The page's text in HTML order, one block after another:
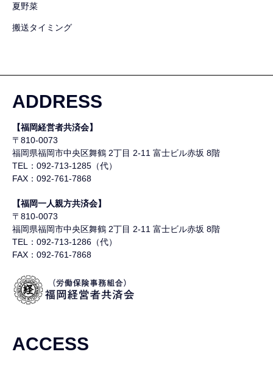
夏野菜
搬送タイミング
ADDRESS
【福岡経営者共済会】
〒810-0073
福岡県福岡市中央区舞鶴 2丁目 2-11 富士ビル赤坂 8階
TEL：092-713-1285（代）
FAX：092-761-7868
【福岡一人親方共済会】
〒810-0073
福岡県福岡市中央区舞鶴 2丁目 2-11 富士ビル赤坂 8階
TEL：092-713-1286（代）
FAX：092-761-7868
ACCESS